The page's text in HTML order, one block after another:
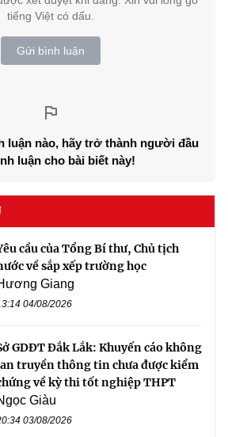
tiếng Việt có dấu.
Gửi bình luận
luận nào, hãy trở thành người đầu
luận cho bài biết này!
cầu của Tổng Bí thư, Chủ tịch
về sắp xếp trường học
Giang
04/08/2026
GDĐT Đắk Lắk: Khuyến cáo không
truyền thông tin chưa được kiểm
về kỳ thi tốt nghiệp THPT
Giàu
03/08/2026